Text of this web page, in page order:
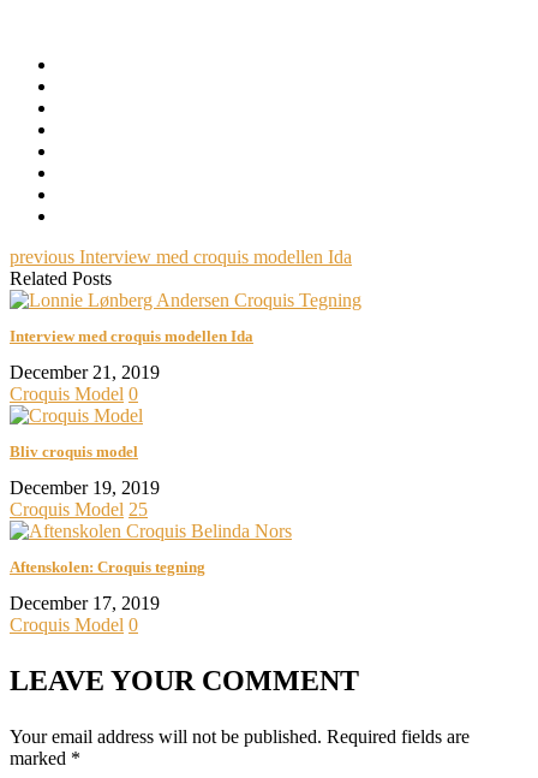
previous Interview med croquis modellen Ida
Related Posts
Interview med croquis modellen Ida
December 21, 2019
Croquis Model 0
Bliv croquis model
December 19, 2019
Croquis Model 25
Aftenskolen: Croquis tegning
December 17, 2019
Croquis Model 0
LEAVE YOUR COMMENT
Your email address will not be published. Required fields are
marked *